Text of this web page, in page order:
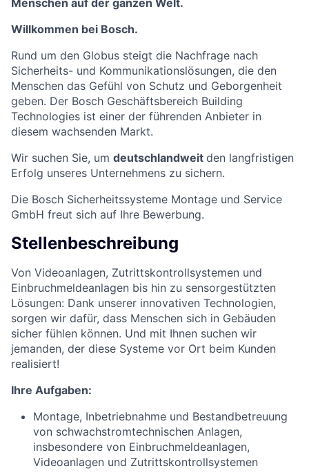
Willkommen bei Bosch.
Rund um den Globus steigt die Nachfrage nach
Sicherheits- und Kommunikationslösungen, die den
Menschen das Gefühl von Schutz und Geborgenheit
geben. Der Bosch Geschäftsbereich Building
Technologies ist einer der führenden Anbieter in
diesem wachsenden Markt.
Wir suchen Sie, um deutschlandweit den langfristigen
Erfolg unseres Unternehmens zu sichern.
Die Bosch Sicherheitssysteme Montage und Service
GmbH freut sich auf Ihre Bewerbung.
Stellenbeschreibung
Von Videoanlagen, Zutrittskontrollsystemen und
Einbruchmeldeanlagen bis hin zu sensorgestützten
Lösungen: Dank unserer innovativen Technologien,
sorgen wir dafür, dass Menschen sich in Gebäuden
sicher fühlen können. Und mit Ihnen suchen wir
jemanden, der diese Systeme vor Ort beim Kunden
realisiert!
Ihre Aufgaben:
Montage, Inbetriebnahme und Bestandbetreuung
von schwachstromtechnischen Anlagen,
insbesondere von Einbruchmeldeanlagen,
Videoanlagen und Zutrittskontrollsystemen